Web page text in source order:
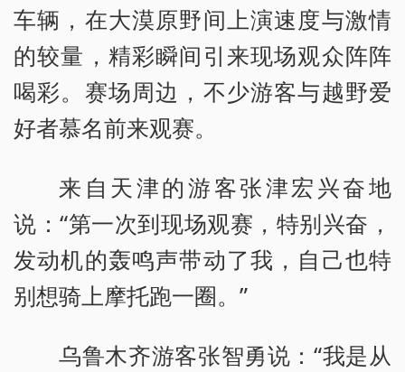
车辆，在大漠原野间上演速度与激情
的较量，精彩瞬间引来现场观众阵阵
喝彩。赛场周边，不少游客与越野爱
好者慕名前来观赛。
来自天津的游客张津宏兴奋地
说：“第一次到现场观赛，特别兴奋，
发动机的轰鸣声带动了我，自己也特
别想骑上摩托跑一圈。”
乌鲁木齐游客张智勇说：“我是从